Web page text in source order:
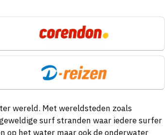
wereld. Met wereldsteden zoals
surf stranden waar iedere surfer
op het water maar ook de onderwater